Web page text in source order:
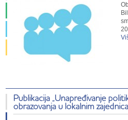
Publikacija „Unapređivanje
obrazovanja u lokalnim